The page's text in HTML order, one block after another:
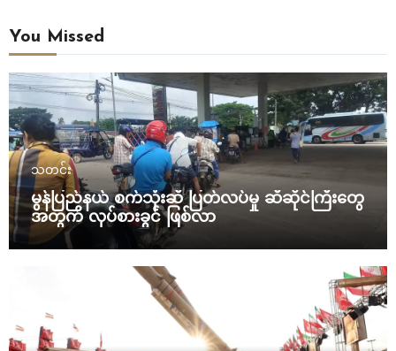
You Missed
သတင်း
မွန်ပြည်နယ် စက်သုံးဆီ ပြတ်လပ်မှု ဆီဆိုင်ကြီးတွေ
အတွက် လုပ်စားခွင် ဖြစ်လာ